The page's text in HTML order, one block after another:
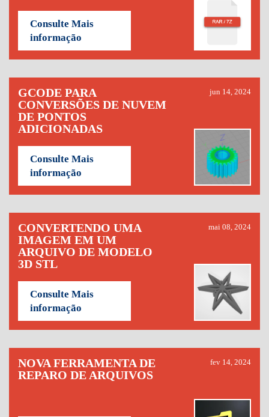
Consulte Mais
informação
GCODE PARA
CONVERSÕES DE NUVEM
DE PONTOS
ADICIONADAS
jun 14, 2024
Consulte Mais
informação
CONVERTENDO UMA
IMAGEM EM UM
ARQUIVO DE MODELO
3D STL
mai 08, 2024
Consulte Mais
informação
NOVA FERRAMENTA DE
REPARO DE ARQUIVOS
fev 14, 2024